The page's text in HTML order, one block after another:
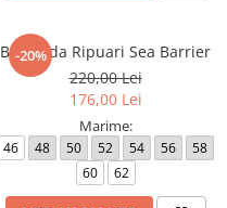
-20%
Bermuda Ripuari Sea Barrier
220,00 Lei
176,00 Lei
Marime:
46 48 50 52 54 56
58
60
62